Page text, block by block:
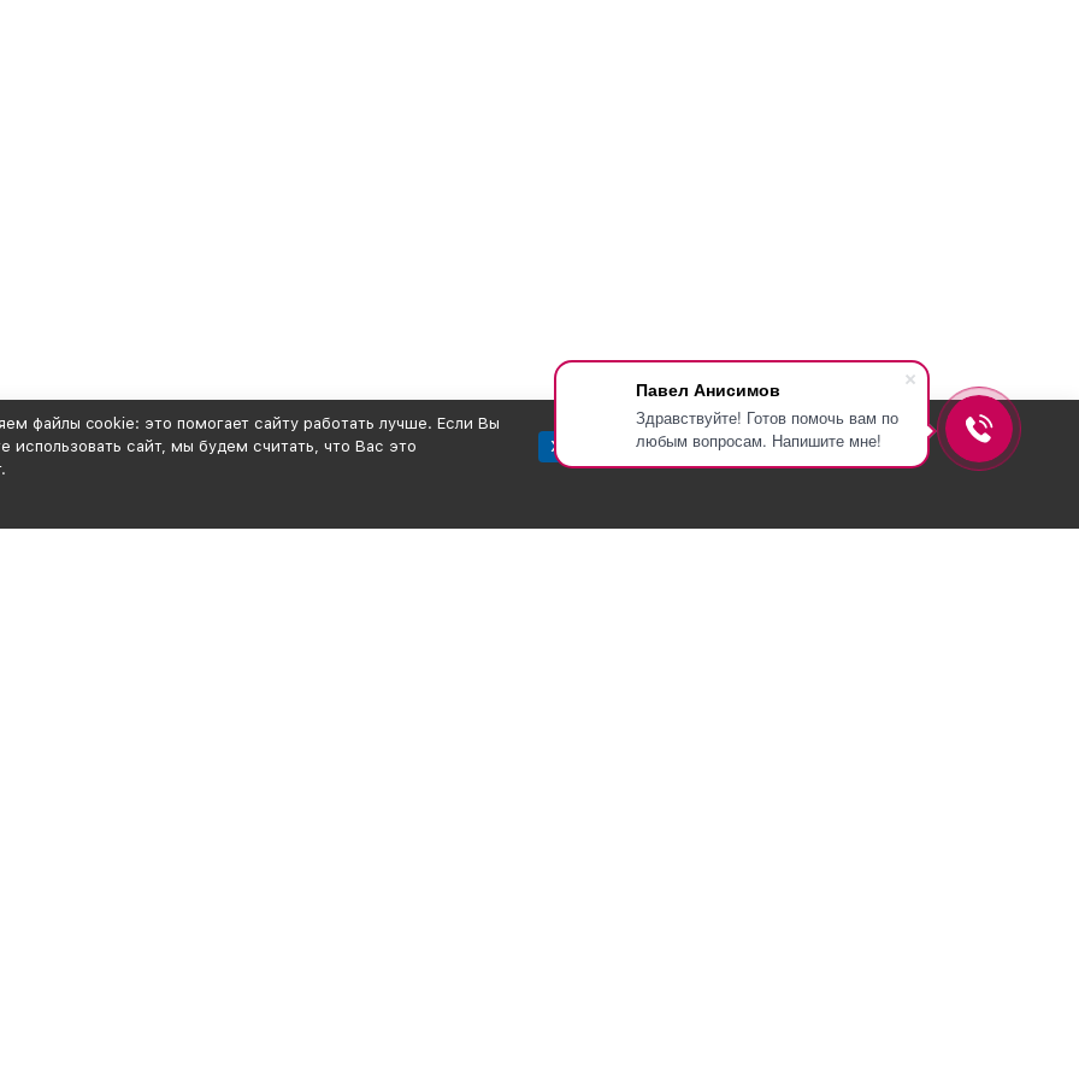
Павел Анисимов
Здравствуйте! Готов помочь вам по
любым вопросам. Напишите мне!
файлы cookie: это помогает сайту работать лучше. Если Вы
использовать сайт, мы будем считать, что Вас это
Хорошо